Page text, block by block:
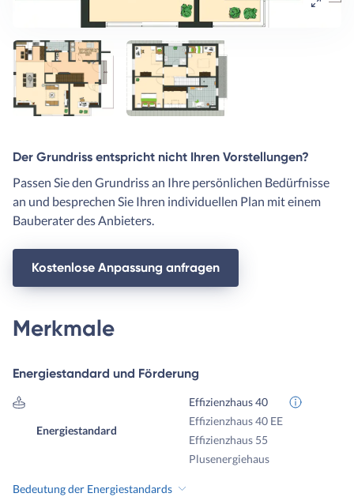
Der Grundriss entspricht nicht Ihren Vorstellungen?
Passen Sie den Grundriss an Ihre persönlichen Bedürfnisse
an und besprechen Sie Ihren individuellen Plan mit einem
Bauberater des Anbieters.
Kostenlose Anpassung anfragen
Merkmale
Energiestandard und Förderung
Energiestandard
Effizienzhaus 40
Effizienzhaus 40 EE
Effizienzhaus 55
Plusenergiehaus
Bedeutung der Energiestandards